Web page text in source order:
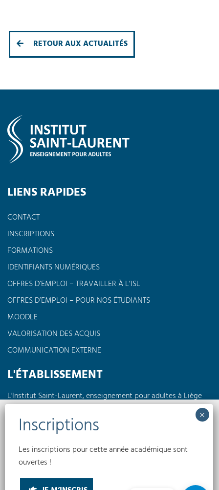
Nous utilisons des cookies pour optimiser notre site web et notre service.
Accepter
RETOUR AUX ACTUALITÉS
LIENS RAPIDES
CONTACT
INSCRIPTIONS
FORMATIONS
IDENTIFIANTS NUMÉRIQUES
OFFRES D’EMPLOI – TRAVAILLER À L’ISL
OFFRES D’EMPLOI – POUR NOS ÉTUDIANTS
MOODLE
VALORISATION DES ACQUIS
COMMUNICATION EXTERNE
L'ÉTABLISSEMENT
L'Institut Saint-Laurent, enseignement pour adultes à Liège
propose des formations à horaires réduits en journée, en
soirée ou encore le week-end dans différents domaines tels
que l'électricité, la pédagogie, l'informatique, les langues,
l'électromécanique...
Conditions générales
INSTITUT SAINT-LAURENT EA © 2026
Les inscriptions pour cette année académique sont
ouvertes !